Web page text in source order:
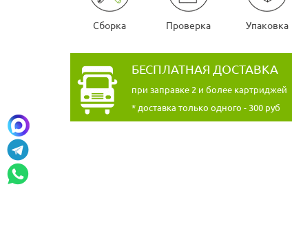
Сборка Проверка Упаковка
БЕСПЛАТНАЯ ДОСТАВКА
при заправке 2 и более картриджей
* доставка только одного - 300 руб